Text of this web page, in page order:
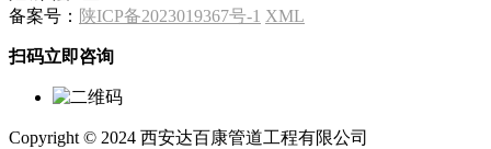
备案号： 陕ICP备2023019367号-1 XML
扫码立即咨询
Copyright © 2024 西安达百康管道工程有限公司